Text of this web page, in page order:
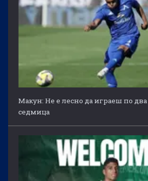
Макун: Не е лесно да играеш по
седмица